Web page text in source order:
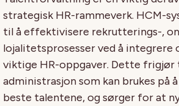
strategisk HR-rammeverk. HCM-
til å effektivisere rekrutterings-,
lojalitetsprosesser ved å integrere
viktige HR-oppgaver. Dette frigjør
administrasjon som kan brukes på
beste talentene, og sørger for at